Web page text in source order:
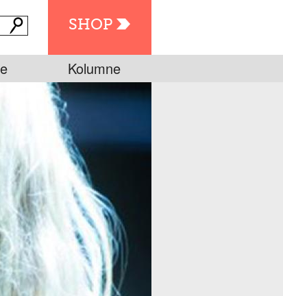
SHOP
Kolumne